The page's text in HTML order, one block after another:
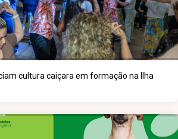
cultura caiçara em formação na Ilha